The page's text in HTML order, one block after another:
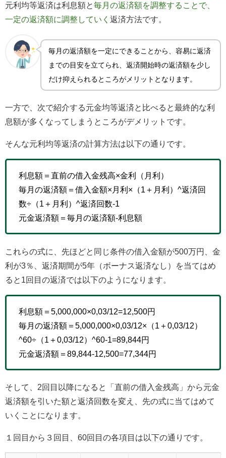
元利均等返済は利息額と毎月の返済額を調整することで、
一定の返済額に調整していく 返済方法です。
毎月の返済額を一定にできることから、容易に返済
までの目安を立てられ、返済開始時の返済額を少し
だけ抑えられるところがメリットとなります。
一方で、次で紹介する元金均等返済と比べると最終的な利
息額が多くなってしまうところがデメリットです。
そんな元利均等返済の計算方法は以下の通りです。
利息額＝直前の借入金残高×金利（月利）
毎月の返済額＝借入金額×月利×（1＋月利）^返済回
数÷（1＋月利）^返済回数-1
元金返済額＝毎月の返済額-利息額
これらの式に、先ほどと同じ条件の借入金額が500万円、金
利が3％、返済期間が5年（ボーナス返済なし）を当てはめ
ると1回目の返済では以下のようになります。
利息額＝5,000,000×0,03/12=12,500円
毎月の返済額＝5,000,000×0,03/12×（1＋0,03/12）
^60÷（1＋0,03/12）^60-1=89,844円
元金返済額＝89,844-12,500=77,344円
そして、2回目以降になると「直前の借入金残高」から元金
返済額を引いた額と返済回数を変え、先の式に当てはめて
いくことになります。
１回目から３回目、60回目の各項目は以下の通りです。